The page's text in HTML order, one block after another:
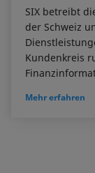
SIX betreibt
der Schweiz
Kundenkreis
Mehr erfahren